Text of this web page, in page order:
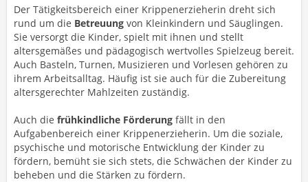
Der Tätigkeitsbereich einer Krippenerzieherin dreht sich
rund um die Betreuung von Kleinkindern und Säuglingen.
Sie versorgt die Kinder, spielt mit ihnen und stellt
altersgemäßes und pädagogisch wertvolles Spielzeug bereit.
Auch Basteln, Turnen, Musizieren und Vorlesen gehören zu
ihrem Arbeitsalltag. Häufig ist sie auch für die Zubereitung
altersgerechter Mahlzeiten zuständig.
Auch die frühkindliche Förderung fällt in den
Aufgabenbereich einer Krippenerzieherin. Um die soziale,
psychische und motorische Entwicklung der Kinder zu
fördern, bemüht sie sich stets, die Schwächen der Kinder zu
beheben und die Stärken zu fördern.